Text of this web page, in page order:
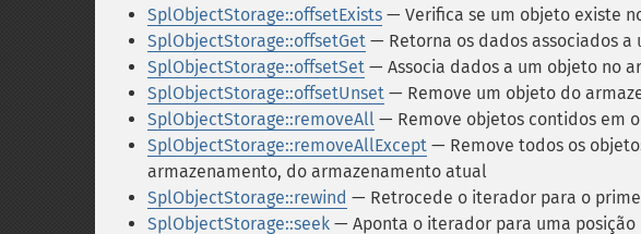
SplObjectStorage::offsetExists — Verifica se um objeto existe
SplObjectStorage::offsetGet — Retorna os dados associados a
SplObjectStorage::offsetSet — Associa dados a um objeto no
SplObjectStorage::offsetUnset — Remove um objeto do
SplObjectStorage::removeAll — Remove objetos contidos em
SplObjectStorage::removeAllExcept — Remove todos os
armazenamento, do armazenamento atual
SplObjectStorage::rewind — Retrocede o iterador para o
SplObjectStorage::seek — Aponta o iterador para uma posição